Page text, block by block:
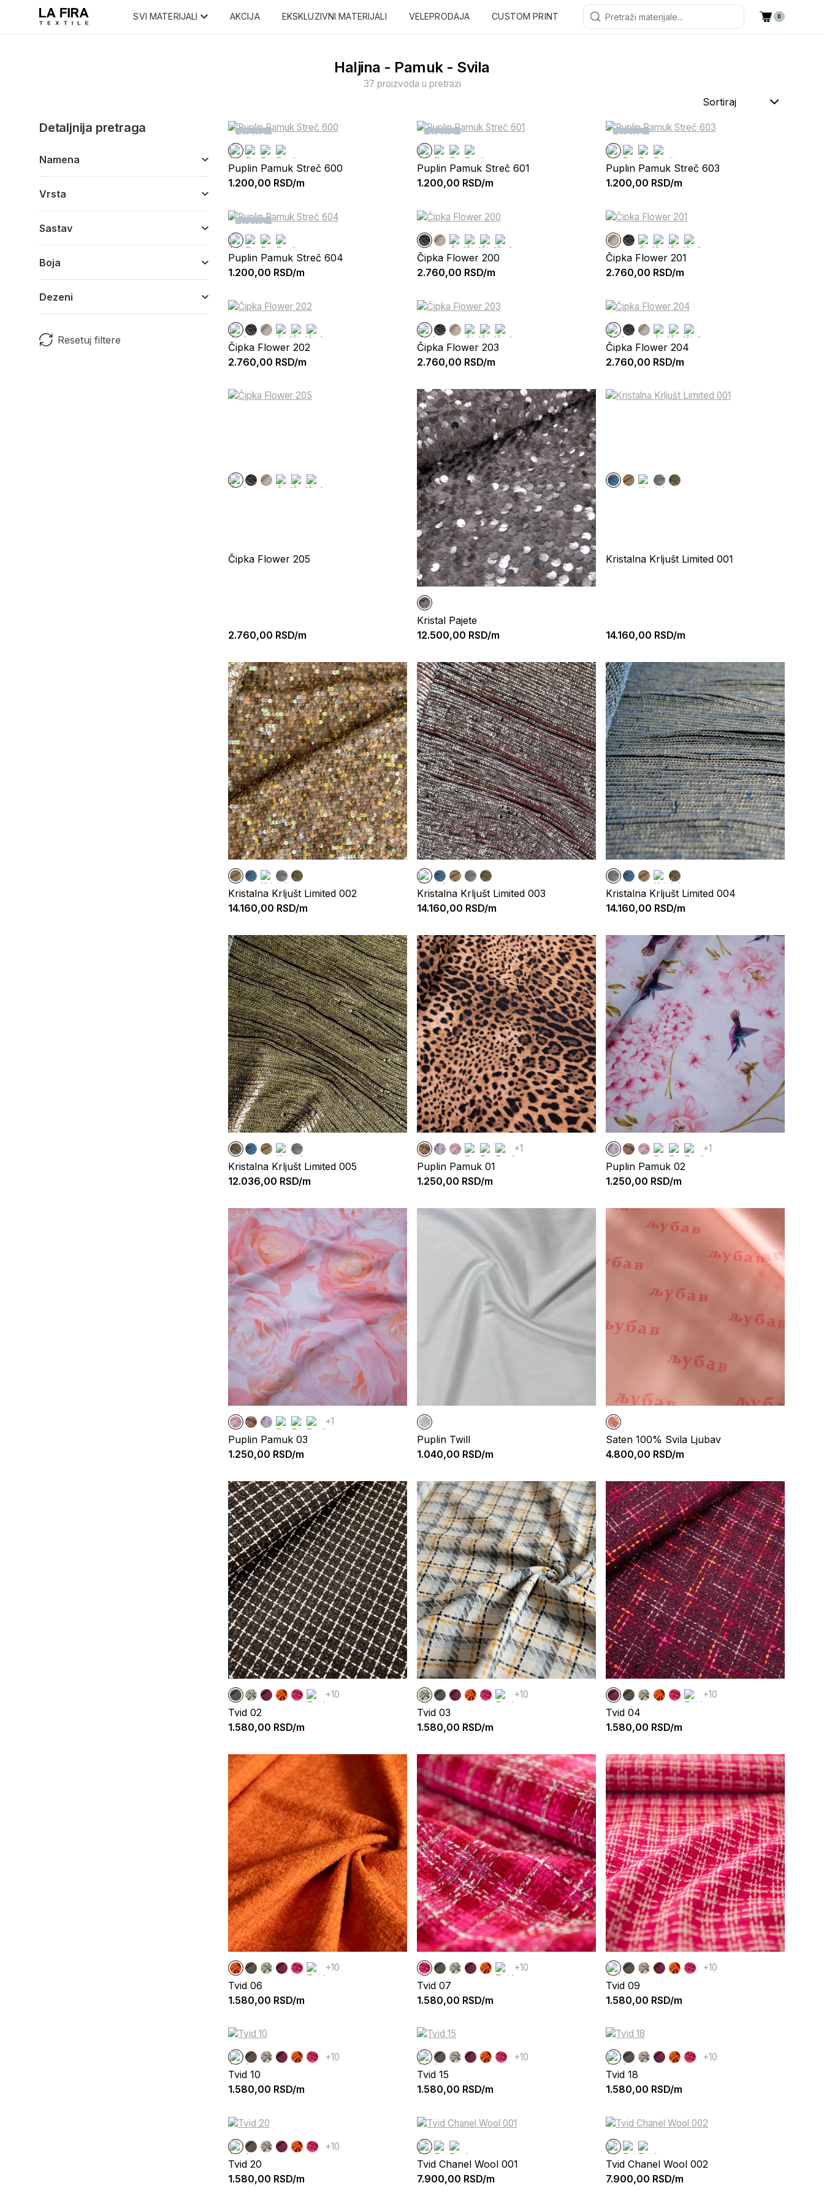
SVI MATERIJALI AKCIJA EKSKLUZIVNI MATERIJALI VELEPRODAJA CUSTOM PRINT 0
Haljina - Pamuk - Svila
37 proizvoda u pretrazi
Sortiraj
Detaljnija pretraga
Namena
Vrsta
Sastav
Boja
Dezeni
Resetuj filtere
NOVO
Puplin Pamuk Streč 600
1.200,00 RSD/m
NOVO
Puplin Pamuk Streč 601
1.200,00 RSD/m
NOVO
Puplin Pamuk Streč 603
1.200,00 RSD/m
NOVO
Puplin Pamuk Streč 604
1.200,00 RSD/m
Čipka Flower 200
2.760,00 RSD/m
Čipka Flower 201
2.760,00 RSD/m
Čipka Flower 202
2.760,00 RSD/m
Čipka Flower 203
2.760,00 RSD/m
Čipka Flower 204
2.760,00 RSD/m
Čipka Flower 205
2.760,00 RSD/m
Kristal Pajete
12.500,00 RSD/m
Kristalna Krljušt Limited 001
14.160,00 RSD/m
Kristalna Krljušt Limited 002
14.160,00 RSD/m
Kristalna Krljušt Limited 003
14.160,00 RSD/m
Kristalna Krljušt Limited 004
14.160,00 RSD/m
Kristalna Krljušt Limited 005
12.036,00 RSD/m
+1
Puplin Pamuk 01
1.250,00 RSD/m
+1
Puplin Pamuk 02
1.250,00 RSD/m
+1
Puplin Pamuk 03
1.250,00 RSD/m
Puplin Twill
1.040,00 RSD/m
Saten 100% Svila Ljubav
4.800,00 RSD/m
+10
Tvid 02
1.580,00 RSD/m
+10
Tvid 03
1.580,00 RSD/m
+10
Tvid 04
1.580,00 RSD/m
+10
Tvid 06
1.580,00 RSD/m
+10
Tvid 07
1.580,00 RSD/m
+10
Tvid 09
1.580,00 RSD/m
+10
Tvid 10
1.580,00 RSD/m
+10
Tvid 15
1.580,00 RSD/m
+10
Tvid 18
1.580,00 RSD/m
+10
Tvid 20
1.580,00 RSD/m
Tvid Chanel Wool 001
7.900,00 RSD/m
Tvid Chanel Wool 002
7.900,00 RSD/m